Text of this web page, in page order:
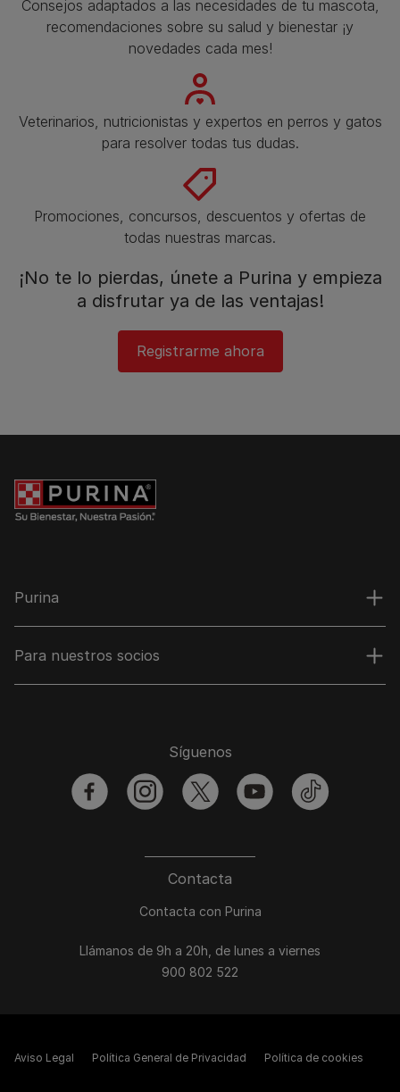
Consejos adaptados a las necesidades de tu mascota,
recomendaciones sobre su salud y bienestar ¡y
novedades cada mes!
Veterinarios, nutricionistas y expertos en perros y gatos
para resolver todas tus dudas.​
Promociones, concursos, descuentos y ofertas de
todas nuestras marcas.​
¡No te lo pierdas, únete a Purina y empieza
a disfrutar ya de las ventajas!​
Registrarme ahora​
Purina
Para nuestros socios
Contacta
Contacta con Purina
Llámanos de 9h a 20h, de lunes a viernes
900 802 522
Síguenos
facebookinstagramtwitter youtubetiktok
Aviso Legal Política General de Privacidad Política de cookies